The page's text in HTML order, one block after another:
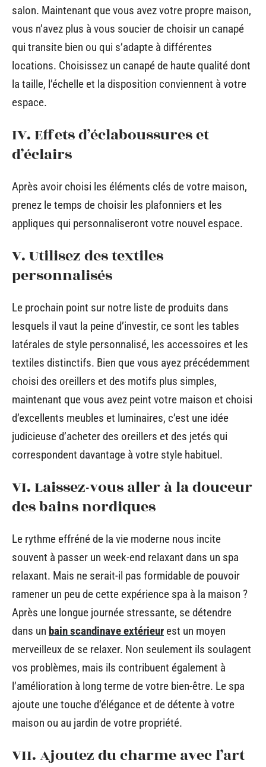
salon. Maintenant que vous avez votre propre maison,
vous n’avez plus à vous soucier de choisir un canapé
qui transite bien ou qui s’adapte à différentes
locations. Choisissez un canapé de haute qualité dont
la taille, l’échelle et la disposition conviennent à votre
espace.
IV. Effets d’éclaboussures et
d’éclairs
Après avoir choisi les éléments clés de votre maison,
prenez le temps de choisir les plafonniers et les
appliques qui personnaliseront votre nouvel espace.
V. Utilisez des textiles
personnalisés
Le prochain point sur notre liste de produits dans
lesquels il vaut la peine d’investir, ce sont les tables
latérales de style personnalisé, les accessoires et les
textiles distinctifs. Bien que vous ayez précédemment
choisi des oreillers et des motifs plus simples,
maintenant que vous avez peint votre maison et choisi
d’excellents meubles et luminaires, c’est une idée
judicieuse d’acheter des oreillers et des jetés qui
correspondent davantage à votre style habituel.
VI. Laissez-vous aller à la douceur
des bains nordiques
Le rythme effréné de la vie moderne nous incite
souvent à passer un week-end relaxant dans un spa
relaxant. Mais ne serait-il pas formidable de pouvoir
ramener un peu de cette expérience spa à la maison ?
Après une longue journée stressante, se détendre
dans un bain scandinave extérieur est un moyen
merveilleux de se relaxer. Non seulement ils soulagent
vos problèmes, mais ils contribuent également à
l’amélioration à long terme de votre bien-être. Le spa
ajoute une touche d’élégance et de détente à votre
maison ou au jardin de votre propriété.
VII. Ajoutez du charme avec l’art